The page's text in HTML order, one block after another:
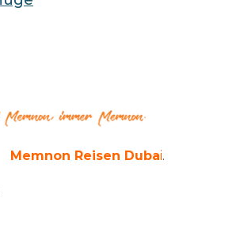
Memnon Reisen Dubai.